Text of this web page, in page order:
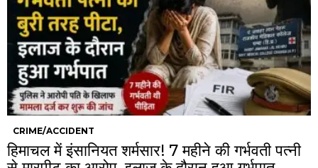
CRIME/ACCIDENT
हिमाचल में इंसानियत शर्मसार! 7 महीने की गर्भवती पत्नी